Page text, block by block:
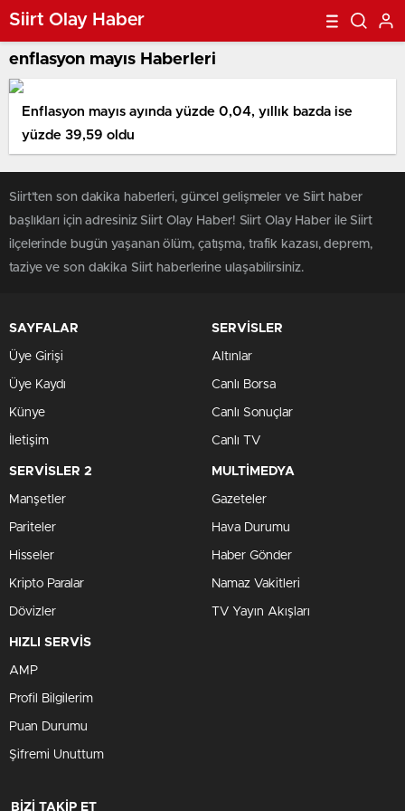
Siirt Olay Haber
enflasyon mayıs Haberleri
Enflasyon mayıs ayında yüzde 0,04, yıllık bazda ise
yüzde 39,59 oldu
Siirt'ten son dakika haberleri, güncel gelişmeler ve Siirt haber
başlıkları için adresiniz Siirt Olay Haber! Siirt Olay Haber ile Siirt
ilçelerinde bugün yaşanan ölüm, çatışma, trafik kazası, deprem,
taziye ve son dakika Siirt haberlerine ulaşabilirsiniz.
SAYFALAR
Üye Girişi
Üye Kaydı
Künye
İletişim
SERVİSLER
Altınlar
Canlı Borsa
Canlı Sonuçlar
Canlı TV
SERVİSLER 2
Manşetler
Pariteler
Hisseler
Kripto Paralar
Dövizler
MULTİMEDYA
Gazeteler
Hava Durumu
Haber Gönder
Namaz Vakitleri
TV Yayın Akışları
HIZLI SERVİS
AMP
Profil Bilgilerim
Puan Durumu
Şifremi Unuttum
BİZİ TAKİP ET